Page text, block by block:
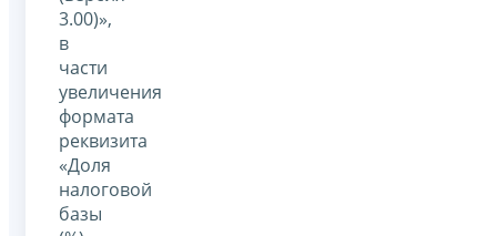
3.00)»,
в
части
увеличения
формата
реквизита
«Доля
налоговой
базы